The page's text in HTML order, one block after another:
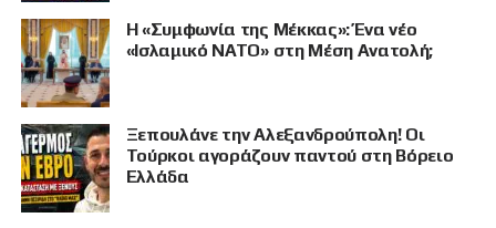
Η «Συμφωνία της Μέκκας»: Ένα νέο
«Ισλαμικό ΝΑΤΟ» στη Μέση Ανατολή;
Ξεπουλάνε την Αλεξανδρούπολη! Οι
Τούρκοι αγοράζουν παντού στη Βόρειο
Ελλάδα